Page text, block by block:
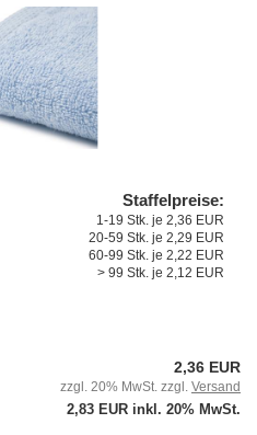
Staffelpreise:
1-19 Stk. je 2,36 EUR
20-59 Stk. je 2,29 EUR
60-99 Stk. je 2,22 EUR
> 99 Stk. je 2,12 EUR
2,36 EUR
zzgl. 20% MwSt. zzgl. Versand
2,83 EUR inkl. 20% MwSt.